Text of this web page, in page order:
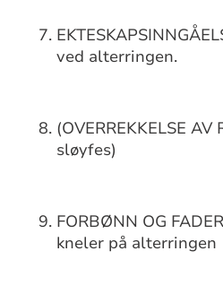
ved alterrin­gen.
(OVERREKKELSE AV
sløyfes)
FORBØNN OG
kneler på alterrin­gen